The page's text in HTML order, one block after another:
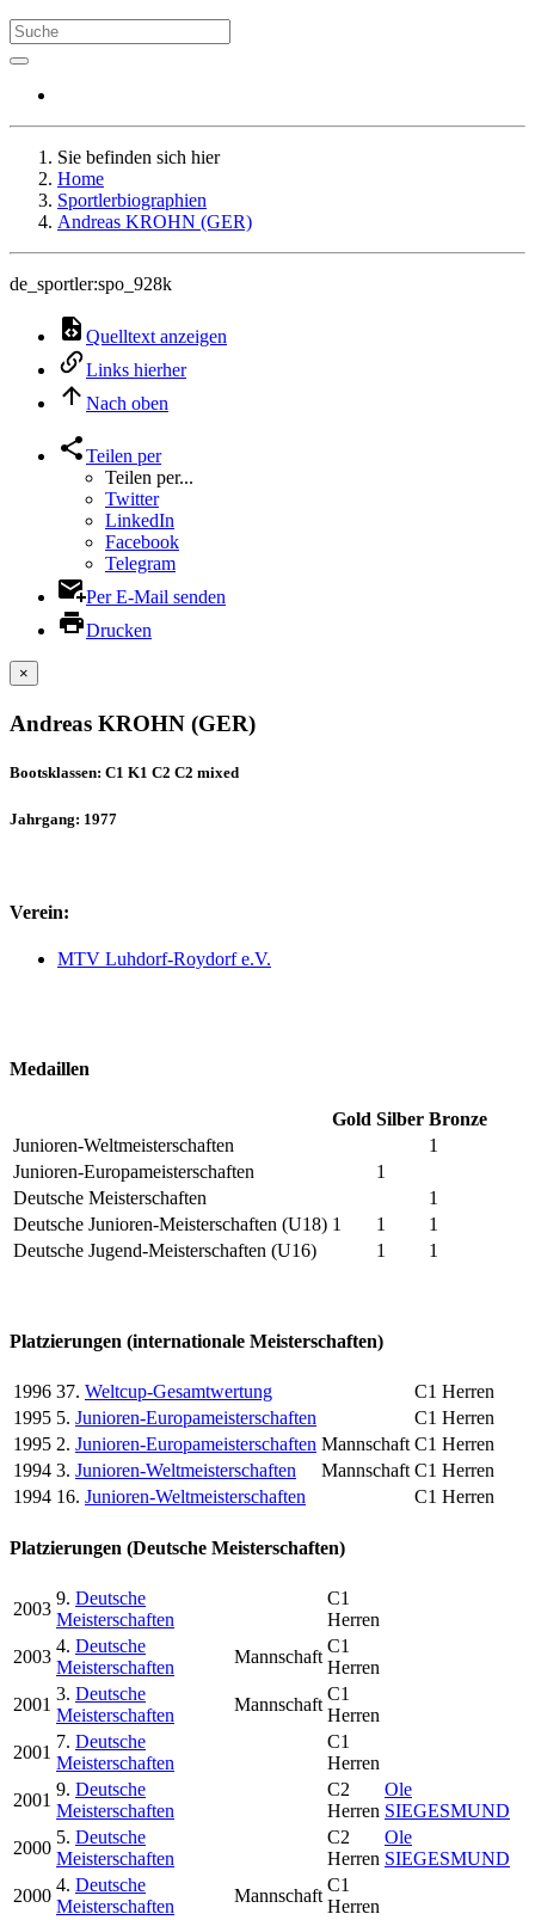
Sie befinden sich hier
Home
Sportlerbiographien
Andreas KROHN (GER)
de_sportler:spo_928k
Quelltext anzeigen
Links hierher
Nach oben
Teilen per
Teilen per...
Twitter
LinkedIn
Facebook
Telegram
Per E-Mail senden
Drucken
×
Andreas KROHN (GER)
Bootsklassen: C1 K1 C2 C2 mixed
Jahrgang: 1977
Verein:
MTV Luhdorf-Roydorf e.V.
Medaillen
Gold Silber Bronze
Junioren-Weltmeisterschaften
1
Junioren-Europameisterschaften
1
Deutsche Meisterschaften
1
Deutsche Junioren-Meisterschaften (U18) 1 1
1
Deutsche Jugend-Meisterschaften (U16)
1 1
Platzierungen (internationale Meisterschaften)
1996 37. Weltcup-Gesamtwertung
C1 Herren
1995 5. Junioren-Europameisterschaften
C1 Herren
1995 2. Junioren-Europameisterschaften Mannschaft C1 Herren
1994 3. Junioren-Weltmeisterschaften Mannschaft C1 Herren
1994 16. Junioren-Weltmeisterschaften C1 Herren
Platzierungen (Deutsche Meisterschaften)
2003
9. Deutsche
Meisterschaften
C1
Herren
2003
4. Deutsche
Meisterschaften
Mannschaft
C1
Herren
2001
3. Deutsche
Meisterschaften
Mannschaft
C1
Herren
2001
7. Deutsche
Meisterschaften
C1
Herren
2001
9. Deutsche
Meisterschaften
C2
Herren
Ole
SIEGESMUND
2000
5. Deutsche
Meisterschaften
C2
Herren
Ole
SIEGESMUND
2000
4. Deutsche
Meisterschaften
Mannschaft
C1
Herren